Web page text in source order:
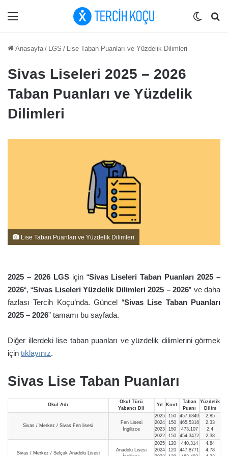
Menü Dış
Anasayfa / LGS / Lise Taban Puanları ve Yüzdelik Dilimleri
Sivas Liseleri 2025 – 2026
Taban Puanları ve Yüzdelik
Dilimleri
Lise Taban Puanları ve Yüzdelik Dilimleri
2025 – 2026 LGSiçin “Sivas Liseleri Taban Puanları 2025 –
2026“, “Sivas Liseleri Yüzdelik Dilimleri 2025 – 2026” ve daha
fazlası Tercih Koçu’nda. Güncel “Sivas Lise Taban Puanları
2025 – 2026” tamamı bu sayfada.
Diğer illerdeki lise taban puanları ve yüzdelik dilimlerini görmek
için tıklayınız.
Sivas Lise Taban Puanları
Okul Adı
Okul Türü
Yabancı Dil
Yıl Kont.
Taban
Puanı
Yüzdelik
Dilim
Sivas / Merkez / Sivas Fen lisesi
Fen Lisesi
İngilizce
2025
2024
2023
2022
150
150
150
150
457,6349
465,5316
473,107
454,3472
2,85
2,33
2,4
2,38
Sivas / Merkez / Selçuk Anadolu Lisesi
Anadolu Lisesi
2025
2024
120
120
440,314
447,8771
4,84
4,78